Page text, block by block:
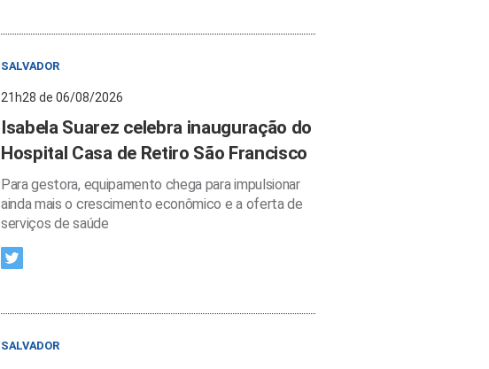
SALVADOR
21h28 de 06/08/2026
Isabela Suarez celebra inauguração do
Hospital Casa de Retiro São Francisco
Para gestora, equipamento chega para impulsionar
ainda mais o crescimento econômico e a oferta de
serviços de saúde
SALVADOR